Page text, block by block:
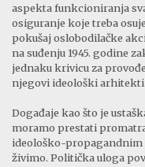
aspekta funkcioniranja
osiguranje koje treba
pokušaj oslobodilačke
na suđenju 1945. godine
jednaku krivicu za
njegovi ideološki arhitekti
Događaje kao što je
moramo prestati
ideološko-
živimo. Politička uloga